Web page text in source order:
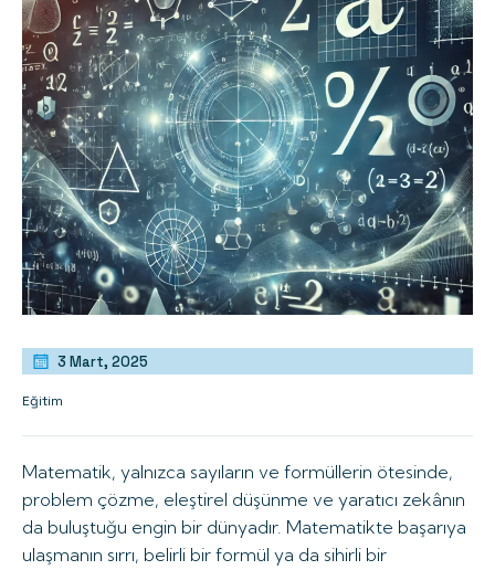
3 Mart, 2025
Eğitim
Matematik, yalnızca sayıların ve formüllerin ötesinde,
problem çözme, eleştirel düşünme ve yaratıcı zekânın
da buluştuğu engin bir dünyadır. Matematikte başarıya
ulaşmanın sırrı, belirli bir formül ya da sihirli bir